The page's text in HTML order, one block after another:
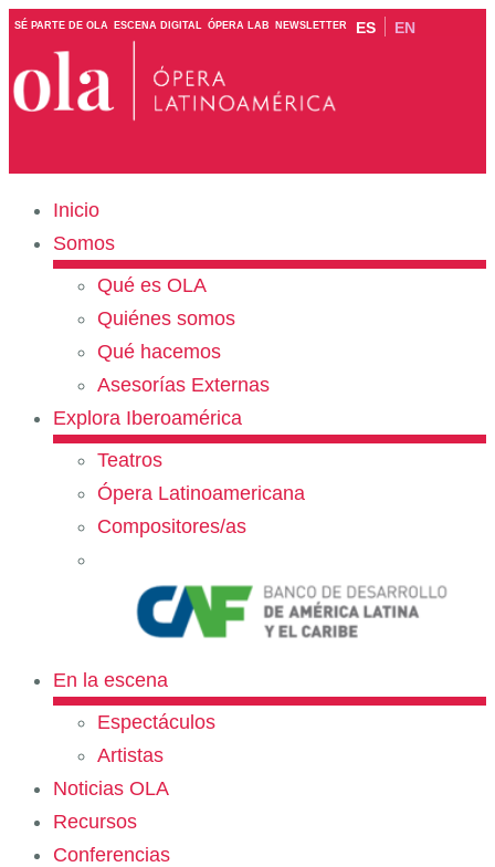
SÉ PARTE DE OLA ESCENA DIGITAL ÓPERA LAB NEWSLETTER ES EN
Inicio
Somos
Qué es OLA
Quiénes somos
Qué hacemos
Asesorías Externas
Explora Iberoamérica
Teatros
Ópera Latinoamericana
Compositores/as
En la escena
Espectáculos
Artistas
Noticias OLA
Recursos
Conferencias